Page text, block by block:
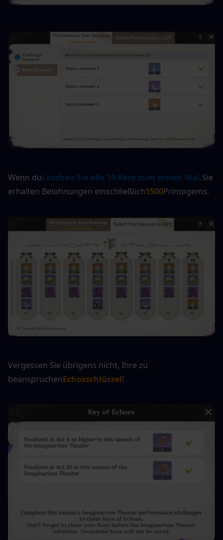
Wenn duLöschen Sie alle 10 Akte zum ersten Mal,Sie
erhalten Belohnungen einschließlich1500Primogems.
Vergessen Sie übrigens nicht, Ihre zu
beanspruchenEchosschlüssel!